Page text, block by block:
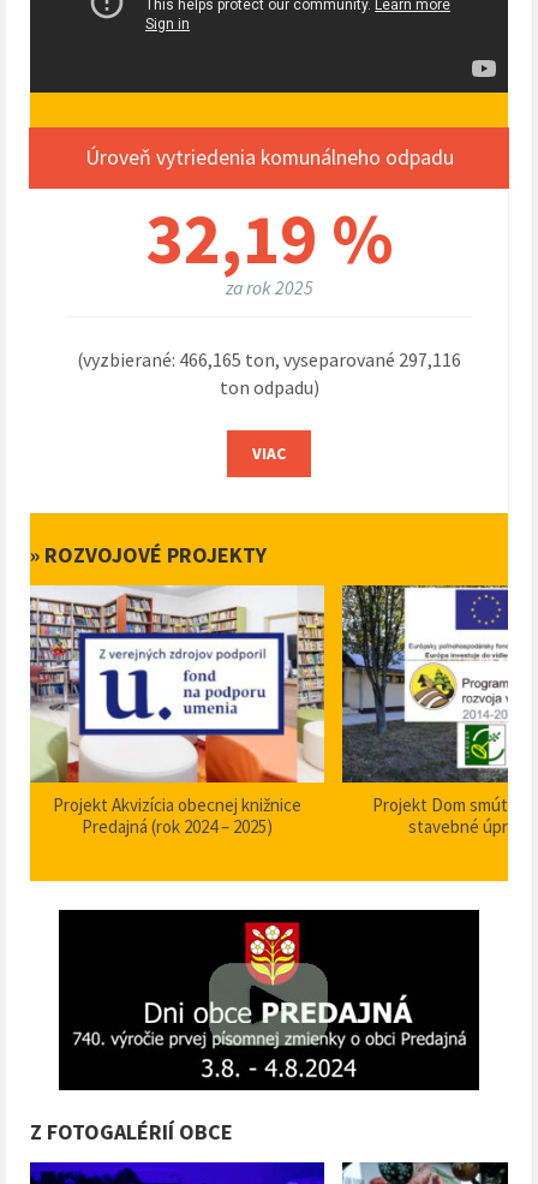
Úroveň vytriedenia komunálneho odpadu
32,19 %
za rok 2025
(vyzbierané: 466,165 ton, vyseparované 297,116
ton odpadu)
VIAC
» ROZVOJOVÉ PROJEKTY
Projekt Akvizícia obecnej knižnice
Predajná (rok 2024 – 2025)
Projekt Dom smútku
stavebné úpravy
Z FOTOGALÉRIÍ OBCE